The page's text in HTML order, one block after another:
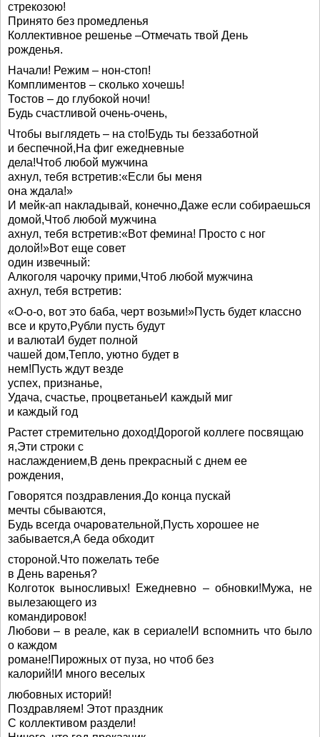
стрекозою!
Принято без промедленья
Коллективное решенье –Отмечать твой День
рожденья.
Начали! Режим – нон-стоп!
Комплиментов – сколько хочешь!
Тостов – до глубокой ночи!
Будь счастливой очень-очень,
Чтобы выглядеть – на сто!Будь ты беззаботной
и беспечной,На фиг ежедневные
дела!Чтоб любой мужчина
ахнул, тебя встретив:«Если бы меня
она ждала!»
И мейк-ап накладывай, конечно,Даже если собираешься
домой,Чтоб любой мужчина
ахнул, тебя встретив:«Вот фемина! Просто с ног
долой!»Вот еще совет
один извечный:
Алкоголя чарочку прими,Чтоб любой мужчина
ахнул, тебя встретив:
«О-о-о, вот это баба, черт возьми!»Пусть будет классно
все и круто,Рубли пусть будут
и валютаИ будет полной
чашей дом,Тепло, уютно будет в
нем!Пусть ждут везде
успех, признанье,
Удача, счастье, процветаньеИ каждый миг
и каждый год
Растет стремительно доход!Дорогой коллеге посвящаю
я,Эти строки с
наслаждением,В день прекрасный с днем ее
рождения,
Говорятся поздравления.До конца пускай
мечты сбываются,
Будь всегда очаровательной,Пусть хорошее не
забывается,А беда обходит
стороной.Что пожелать тебе
в День варенья?
Колготок выносливых! Ежедневно – обновки!Мужа, не
вылезающего из
командировок!
Любови – в реале, как в сериале!И вспомнить что было
о каждом
романе!Пирожных от пуза, но чтоб без
калорий!И много веселых
любовных историй!
Поздравляем! Этот праздник
С коллективом раздели!